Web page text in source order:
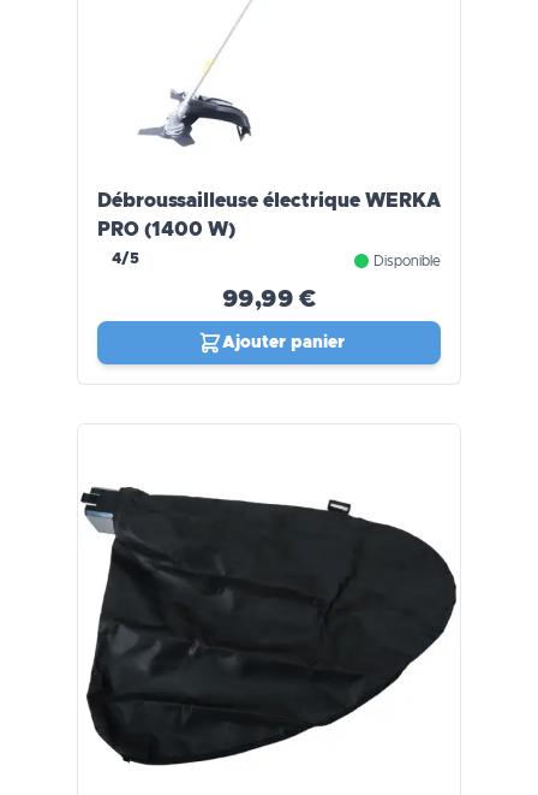
Débroussailleuse électrique WERKA
PRO (1400 W)
4/5 Disponible
99,99 €
Ajouter panier